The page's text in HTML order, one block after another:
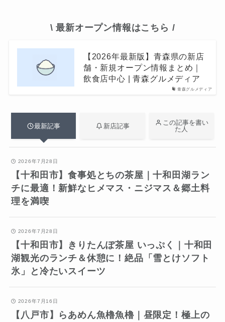
\ 最新オープン情報はこちら /
青森グルメディア
【2026年最新版】青森県の新店
舗・新規オープン情報まとめ｜
飲食店中心 | 青森グルメディア
最新記事 新店記事
この記事を書い
た人
2026年7月28日
【十和田市】食事処とちの茶屋｜十和田湖ラン
チに最適！新鮮なヒメマス・ニジマス＆郷土料
理を満喫
2026年7月28日
【十和田市】きりたんぽ茶屋 いっぷく｜十和田
湖観光のランチ＆休憩に！絶品「雪とけソフト
氷」と冷たいスイーツ
2026年7月16日
【八戸市】らあめん魚櫓魚櫓｜昼限定！極上の